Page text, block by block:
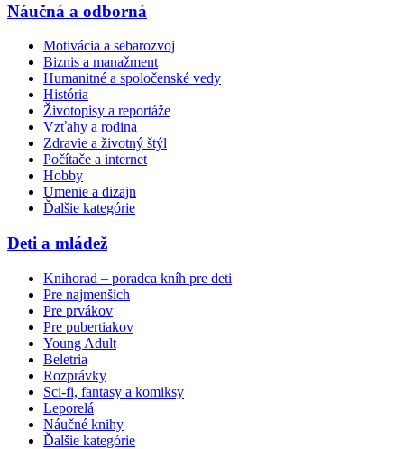
Náučná a odborná
Motivácia a sebarozvoj
Biznis a manažment
Humanitné a spoločenské vedy
História
Životopisy a reportáže
Vzťahy a rodina
Zdravie a životný štýl
Počítače a internet
Hobby
Umenie a dizajn
Ďalšie kategórie
Deti a mládež
Knihorad – poradca kníh pre deti
Pre najmenších
Pre prvákov
Pre pubertiakov
Young Adult
Beletria
Rozprávky
Sci-fi, fantasy a komiksy
Leporelá
Náučné knihy
Ďalšie kategórie